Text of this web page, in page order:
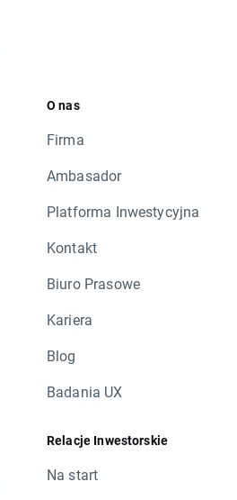
O nas
Firma
Ambasador
Platforma Inwestycyjna
Kontakt
Biuro Prasowe
Kariera
Blog
Badania UX
Relacje Inwestorskie
Na start